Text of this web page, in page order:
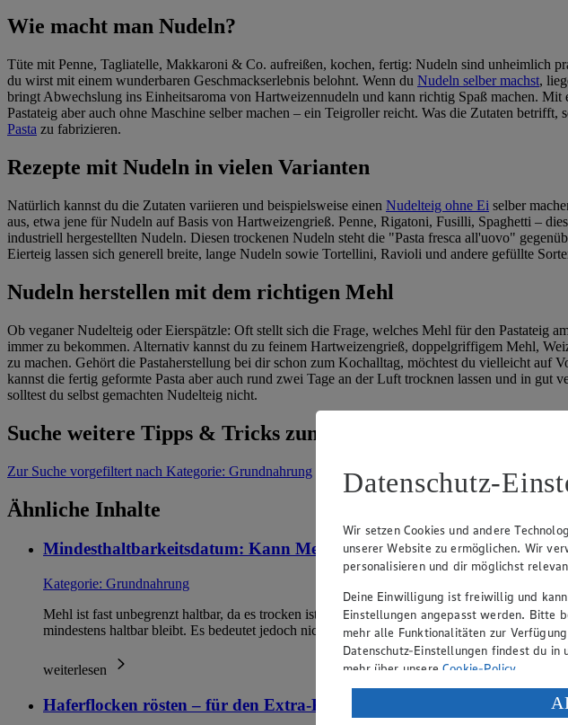
Wie macht man Nudeln?
Tüte mit Penne, Tagliatelle, Makkaroni & Co. aufreißen, kochen, fertig: Nudeln sind unheimlich
du wirst mit einem wunderbaren Geschmackserlebnis belohnt. Wenn du Nudeln selber machst,
bringt Abwechslung ins Einheitsaroma von Hartweizennudeln und kann richtig Spaß machen.
Pastateig aber auch ohne Maschine selber machen – ein Teigroller reicht. Was die Zutaten
Pasta zu fabrizieren.
Rezepte mit Nudeln in vielen Varianten
Natürlich kannst du die Zutaten variieren und beispielsweise einen Nudelteig ohne Ei selber
aus, etwa jene für Nudeln auf Basis von Hartweizengrieß. Penne, Rigatoni, Fusilli, Spaghetti –
industriell hergestellten Nudeln. Diesen trockenen Nudeln steht die "Pasta fresca all'uovo"
Eierteig lassen sich generell breite, lange Nudeln sowie Tortellini, Ravioli und andere gefüllte
Nudeln herstellen mit dem richtigen Mehl
Ob veganer Nudelteig oder Eierspätzle: Oft stellt sich die Frage, welches Mehl für den Pastateig
immer zu bekommen. Alternativ kannst du zu feinem Hartweizengrieß, doppelgriffigem Mehl,
zu machen. Gehört die Pastaherstellung bei dir schon zum Kochalltag, möchtest du vielleicht
kannst die fertig geformte Pasta aber auch rund zwei Tage an der Luft trocknen lassen und in
solltest du selbst gemachten Nudelteig nicht.
Suche weitere Tipps & Tricks zum Thema „Grundnahrung“
Zur Suche vorgefiltert nach Kategorie: Grundnahrung
Ähnliche Inhalte
Mindesthaltbarkeitsdatum: Kann Mehl überhaupt verderben?
Kategorie: Grundnahrung
Mehl ist fast unbegrenzt haltbar, da es trocken ist und sich Keime kaum vermehren
mindestens haltbar bleibt. Es bedeutet jedoch nicht, d…
weiterlesen
Haferflocken rösten – für den Extra-Kick im Müsli oder auf dem
Datenschutz-
Wir setzen Cookies und andere
unserer Website zu ermöglichen. Wir
personalisieren und dir möglichst
Deine Einwilligung ist freiwillig und
Einstellungen angepasst werden. Bitte
mehr alle Funktionalitäten zur
Datenschutz-Einstellungen findest du in
mehr über unsereCookie-Policy.
Verarbeitung deiner